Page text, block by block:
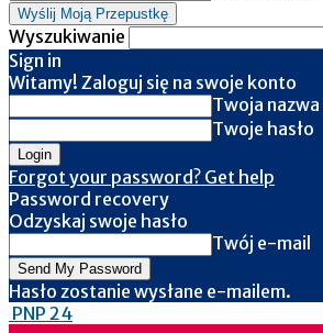
Wyszukiwanie
Sign in
Witamy! Zaloguj się na swoje konto
Twoja
Twoje hasło
Forgot your password? Get help
Password recovery
Odzyskaj swoje hasło
Twój e-mail
Hasło zostanie wysłane e-mailem.
PNP 24